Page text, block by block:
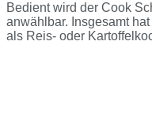
Bedient wird der Cook
anwählbar. Insgesamt
als Reis- oder